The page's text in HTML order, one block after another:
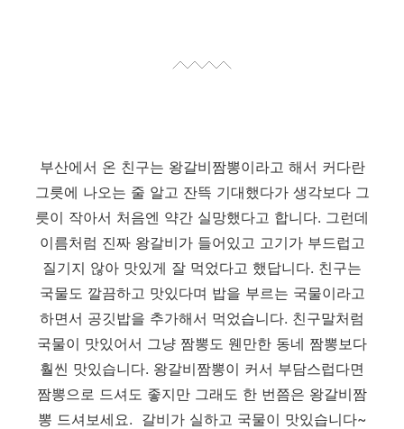
부산에서 온 친구는 왕갈비짬뽕이라고 해서 커다란
그릇에 나오는 줄 알고 잔뜩 기대했다가 생각보다 그
릇이 작아서 처음엔 약간 실망했다고 합니다. 그런데
이름처럼 진짜 왕갈비가 들어있고 고기가 부드럽고
질기지 않아 맛있게 잘 먹었다고 했답니다. 친구는
국물도 깔끔하고 맛있다며 밥을 부르는 국물이라고
하면서 공깃밥을 추가해서 먹었습니다. 친구말처럼
국물이 맛있어서 그냥 짬뽕도 웬만한 동네 짬뽕보다
훨씬 맛있습니다. 왕갈비짬뽕이 커서 부담스럽다면
짬뽕으로 드셔도 좋지만 그래도 한 번쯤은 왕갈비짬
뽕 드셔보세요. 갈비가 실하고 국물이 맛있습니다~